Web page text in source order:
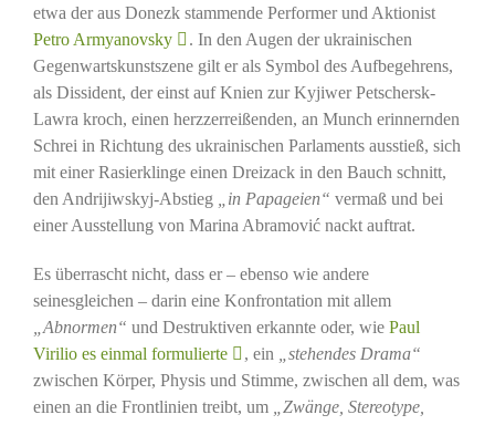
etwa der aus Donezk stammende Performer und Aktionist
Petro Armyanovsky
. In den Augen der ukrainischen
Gegenwartskunstszene gilt er als Symbol des Aufbegehrens,
als Dissident, der einst auf Knien zur Kyjiwer Petschersk-
Lawra kroch, einen herzzerreißenden, an Munch erinnernden
Schrei in Richtung des ukrainischen Parlaments ausstieß, sich
mit einer Rasierklinge einen Dreizack in den Bauch schnitt,
den Andrijiwskyj-Abstieg
„in Papageien“ vermaß und bei
einer Ausstellung von Marina Abramović nackt auftrat.
Es überrascht nicht, dass er – ebenso wie andere
seinesgleichen – darin eine Konfrontation mit allem
„Abnormen“ und Destruktiven erkannte oder, wie Paul
Virilio es einmal formulierte
, ein
„stehendes Drama“
zwischen Körper, Physis und Stimme, zwischen all dem, was
einen an die Frontlinien treibt, um
„Zwänge, Stereotype,